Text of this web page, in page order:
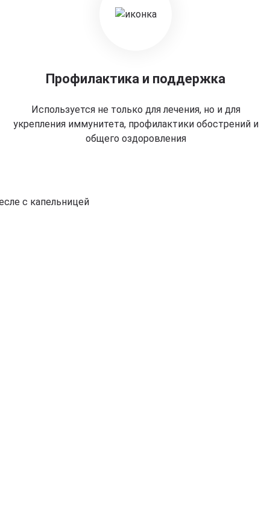
Профилактика и поддержка
Используется не только для лечения, но и для
укрепления иммунитета, профилактики обострений и
общего оздоровления